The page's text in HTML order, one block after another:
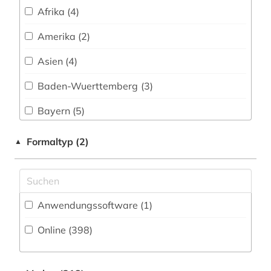
antibiotikaresistenz (1)
antike (1)
apis (1)
aquaristik (1)
Afrika (4)
Amerika (2)
Asien (4)
Baden-Wuerttemberg (3)
Bayern (5)
China (1)
Daenemark (1)
Europa (14)
▲ Formaltyp (2)
Anwendungssoftware (1)
Online (398)